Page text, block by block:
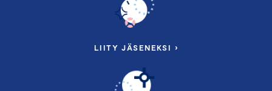
LIITY JÄSENEKSI ›